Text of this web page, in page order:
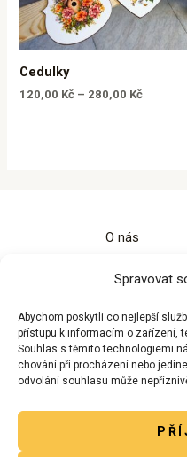
Spravovat
Abychom poskytli co nejlepší
přístupu k informacím o zařízení,
Souhlas s těmito technologiemi
chování při procházení nebo
odvolání souhlasu může
Cedulky
120,00 Kč – 280,00 Kč
O nás
Obchodní
Zásady
Zásady